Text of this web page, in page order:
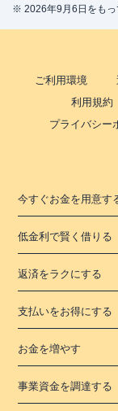
※ 2026年9月6日をもっ
ご利用環境
利用規約
プライバシー
今すぐお金を用意す
低金利で賢く借りる
返済をラクにする
支払いをお得にする
お金を増やす
事業資金を調達する